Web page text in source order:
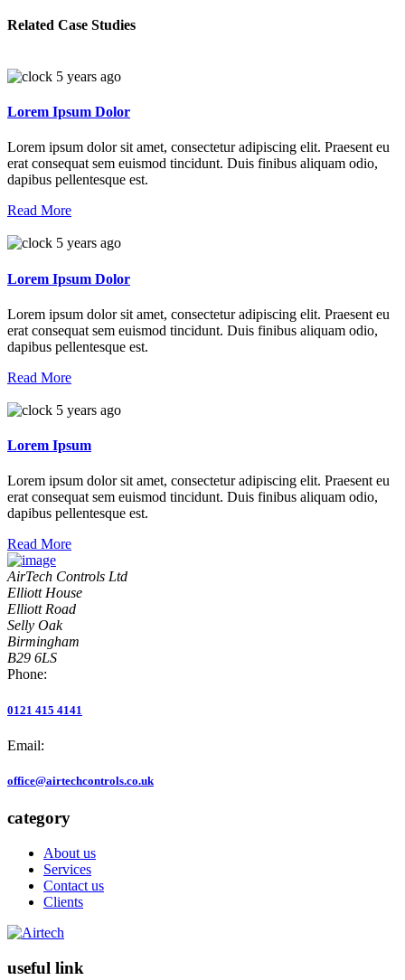
Related Case Studies
5 years ago
Lorem Ipsum Dolor
Lorem ipsum dolor sit amet, consectetur adipiscing elit. Praesent eu
erat consequat sem euismod tincidunt. Duis finibus aliquam odio,
dapibus pellentesque est.
Read More
5 years ago
Lorem Ipsum Dolor
Lorem ipsum dolor sit amet, consectetur adipiscing elit. Praesent eu
erat consequat sem euismod tincidunt. Duis finibus aliquam odio,
dapibus pellentesque est.
Read More
5 years ago
Lorem Ipsum
Lorem ipsum dolor sit amet, consectetur adipiscing elit. Praesent eu
erat consequat sem euismod tincidunt. Duis finibus aliquam odio,
dapibus pellentesque est.
Read More
AirTech Controls Ltd
Elliott House
Elliott Road
Selly Oak
Birmingham
B29 6LS
Phone:
0121 415 4141
Email:
office@airtechcontrols.co.uk
category
About us
Services
Contact us
Clients
useful link